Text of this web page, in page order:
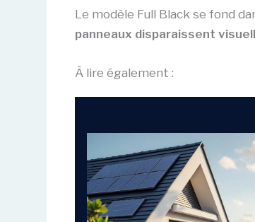
Le modèle Full Black se fond
panneaux disparaissent
À lire également :